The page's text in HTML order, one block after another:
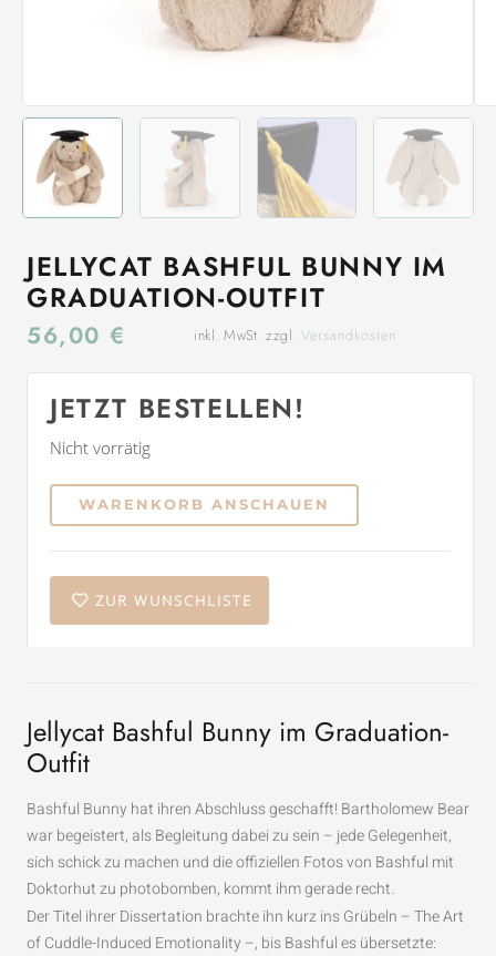
JELLYCAT BASHFUL BUNNY IM
GRADUATION-OUTFIT
56,00 € inkl. MwSt. zzgl.Versandkosten
JETZT BESTELLEN!
Nicht vorrätig
WARENKORB ANSCHAUEN
ZUR WUNSCHLISTE
Jellycat Bashful Bunny im Graduation-
Outfit
Bashful Bunny hat ihren Abschluss geschafft! Bartholomew Bear
war begeistert, als Begleitung dabei zu sein – jede Gelegenheit,
sich schick zu machen und die offiziellen Fotos von Bashful mit
Doktorhut zu photobomben, kommt ihm gerade recht.
Der Titel ihrer Dissertation brachte ihn kurz ins Grübeln – The Art
of Cuddle-Induced Emotionality –, bis Bashful es übersetzte: